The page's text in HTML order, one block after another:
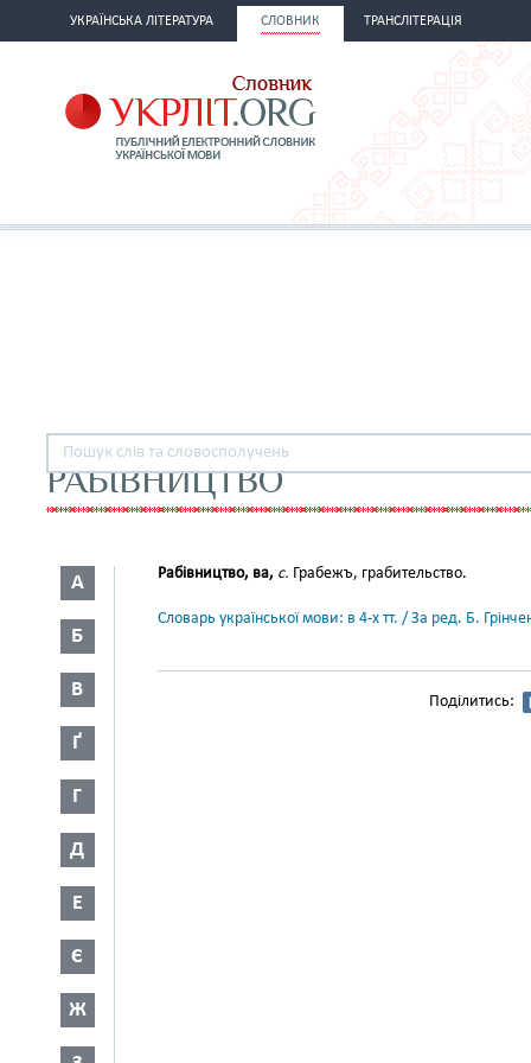
УКРАЇНСЬКА ЛІТЕРАТУРА СЛОВНИК ТРАНСЛІТЕРАЦІЯ
РАБІВНИЦТВО
А
Б
В
Ґ
Г
Д
Е
Є
Ж
Рабівництво, ва, с. Грабежъ, грабительство.
Словарь української мови: в 4-х тт. / За ред. Б.
Поділитись: